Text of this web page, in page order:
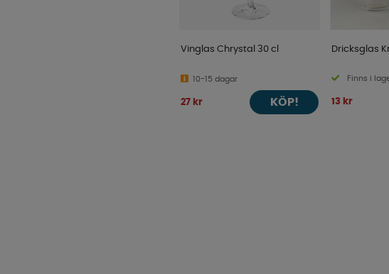
Vinglas Chrystal 30 cl
10-15 dagar
27 kr KÖP!
Dricksglas
Finns i
13 kr